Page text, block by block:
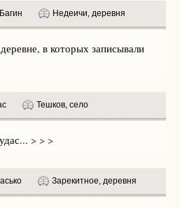
Недеичи, деревня
в которых записывали
Тешков, село
> > >
Зарекитное, деревня